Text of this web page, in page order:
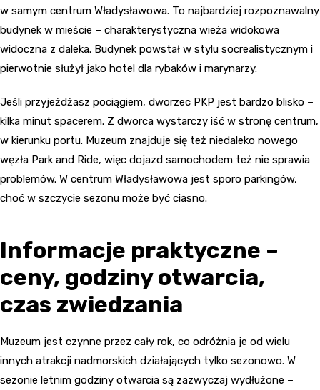
w samym centrum Władysławowa. To najbardziej rozpoznawalny
budynek w mieście – charakterystyczna wieża widokowa
widoczna z daleka. Budynek powstał w stylu socrealistycznym i
pierwotnie służył jako hotel dla rybaków i marynarzy.
Jeśli przyjeżdżasz pociągiem, dworzec PKP jest bardzo blisko –
kilka minut spacerem. Z dworca wystarczy iść w stronę centrum,
w kierunku portu. Muzeum znajduje się też niedaleko nowego
węzła Park and Ride, więc dojazd samochodem też nie sprawia
problemów. W centrum Władysławowa jest sporo parkingów,
choć w szczycie sezonu może być ciasno.
Informacje praktyczne –
ceny, godziny otwarcia,
czas zwiedzania
Muzeum jest czynne przez cały rok, co odróżnia je od wielu
innych atrakcji nadmorskich działających tylko sezonowo. W
sezonie letnim godziny otwarcia są zazwyczaj wydłużone –